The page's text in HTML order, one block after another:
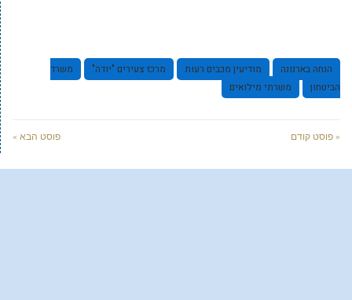
הנחה בארנונה מודיעין מכבים רעות מרכז צעירים "יודה"
משרד
הביטחון
משרתי מילואים
« פוסט קודם פוסט הבא »